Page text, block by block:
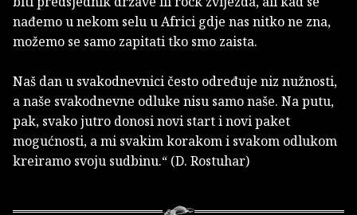
nađemo u nekom selu u Africi gdje nas nitko ne zna,
možemo se samo zapitati tko smo zaista.
Naš dan u svakodnevnici često određuje niz nužnosti,
a naše svakodnevne odluke nisu samo naše. Na putu,
pak, svako jutro donosi novi start i novi paket
mogućnosti, a mi svakim korakom i svakom odlukom
kreiramo svoju sudbinu.“ (D. Rostuhar)